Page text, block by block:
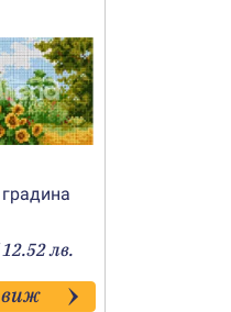
лв.
виж